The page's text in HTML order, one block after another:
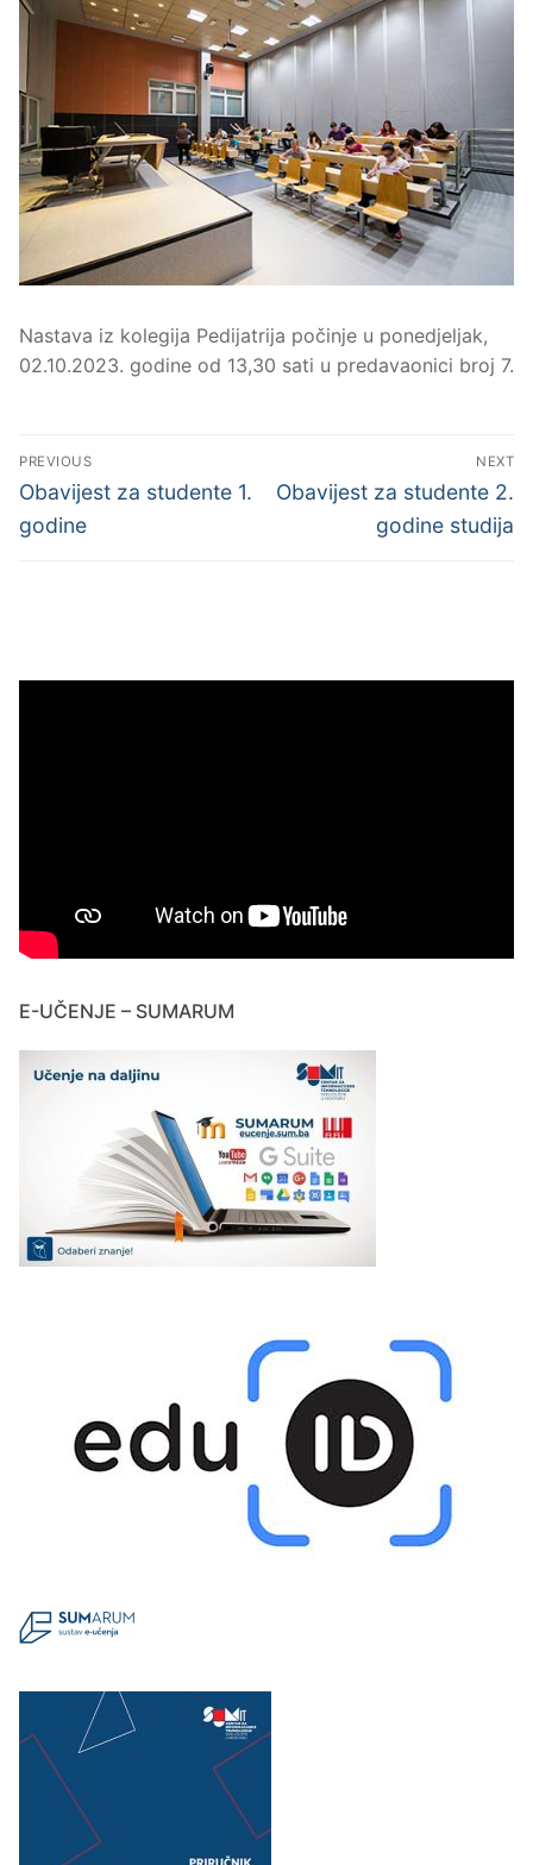
Nastava iz kolegija Pedijatrija počinje u ponedjeljak,
02.10.2023. godine od 13,30 sati u predavaonici broj 7.
Navigacija
objava
PREVIOUS
Previous
post:
Obavijest za studente 1.
godine
NEXT
Next
Obavijest za studente 2.
godine studija
E-UČENJE – SUMARUM